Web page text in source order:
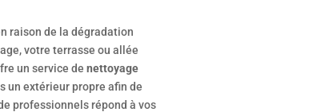
raison de la dégradation
votre terrasse ou allée
un service denettoyage
un extérieur propre afin de
professionnels répond à vos